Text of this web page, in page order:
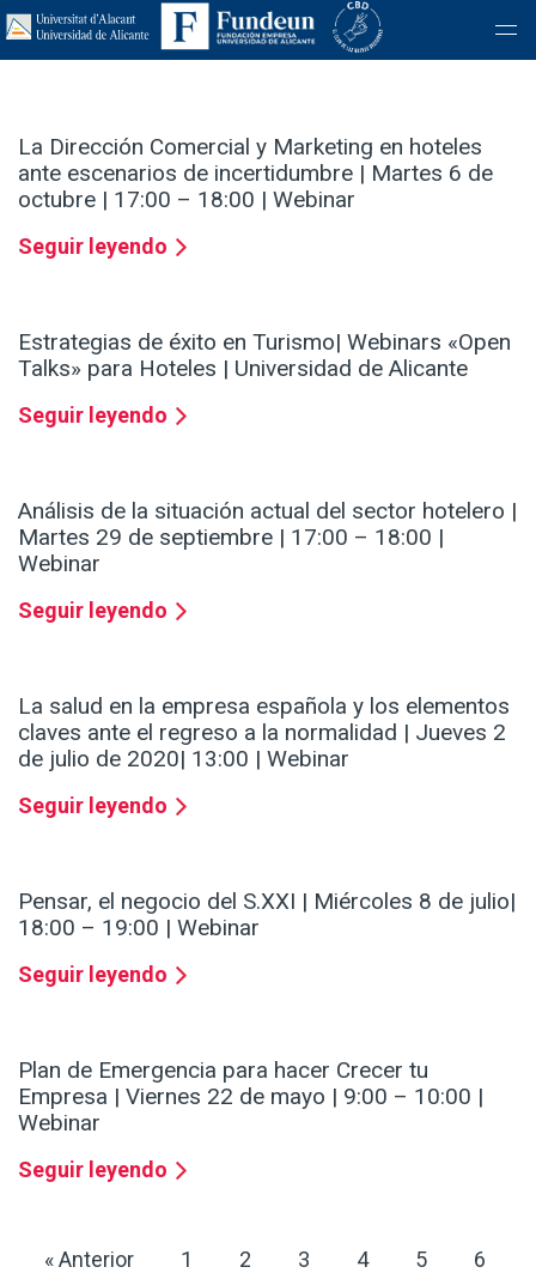
La Dirección Comercial y Marketing en hoteles
ante escenarios de incertidumbre | Martes 6 de
octubre | 17:00 – 18:00 | Webinar
Seguir leyendo
Estrategias de éxito en Turismo| Webinars «Open
Talks» para Hoteles | Universidad de Alicante
Seguir leyendo
Análisis de la situación actual del sector hotelero |
Martes 29 de septiembre | 17:00 – 18:00 |
Webinar
Seguir leyendo
La salud en la empresa española y los elementos
claves ante el regreso a la normalidad | Jueves 2
de julio de 2020| 13:00 | Webinar
Seguir leyendo
Pensar, el negocio del S.XXI | Miércoles 8 de julio|
18:00 – 19:00 | Webinar
Seguir leyendo
Plan de Emergencia para hacer Crecer tu
Empresa | Viernes 22 de mayo | 9:00 – 10:00 |
Webinar
Seguir leyendo
« Anterior 1 2 3 4 5
6